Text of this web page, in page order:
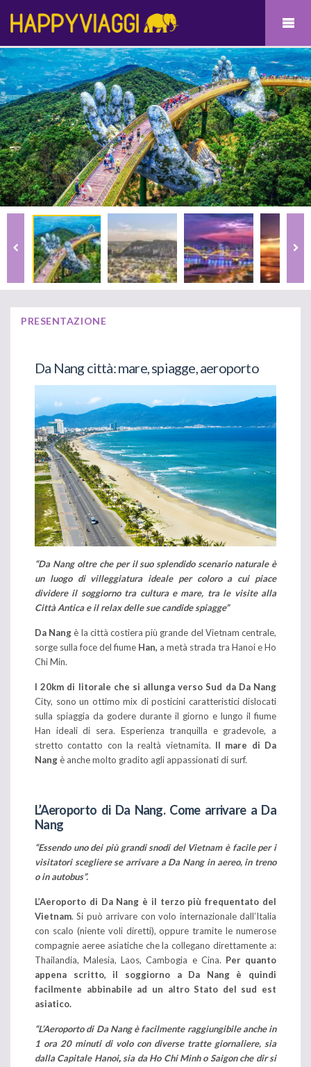
PRESENTAZIONE
Da Nang città: mare, spiagge, aeroporto
“Da Nang oltre che per il suo splendido scenario naturale è
un luogo di villeggiatura ideale per coloro a cui piace
dividere il soggiorno tra cultura e mare, tra le visite alla
Città Antica e il relax delle sue candide spiagge”
Da Nangè la città costiera più grande del Vietnam centrale,
sorge sulla foce del fiume Han, a metà strada tra Hanoi e Ho
Chi Min.
I 20km di litorale che si allunga verso Sud da Da Nang
City, sono un ottimo mix di posticini caratteristici dislocati
sulla spiaggia da godere durante il giorno e lungo il fiume
Han ideali di sera. Esperienza tranquilla e gradevole, a
stretto contatto con la realtà vietnamita. Il mare di Da
Nangè anche molto gradito agli appassionati di surf.
L’Aeroporto di Da Nang. Come arrivare a Da
Nang
“Essendo uno dei più grandi snodi del Vietnam è facile per i
visitatori scegliere se arrivare a Da Nang in aereo, in treno
o in autobus”.
L’Aeroporto di Da Nang è il terzo più frequentato del
Vietnam. Si può arrivare con volo internazionale dall’Italia
con scalo (niente voli diretti), oppure tramite le numerose
compagnie aeree asiatiche che la collegano direttamente a:
Thailandia, Malesia, Laos, Cambogia e Cina. Per quanto
appena scritto, il soggiorno a Da Nang è quindi
facilmente abbinabile ad un altro Stato del sud est
asiatico.
“L’Aeroporto di Da Nangè facilmente raggiungibile anche in
1 ora 20 minuti di volo con diverse tratte giornaliere, sia
dalla Capitale Hanoi, sia da Ho Chi Minh o Saigon che dir si